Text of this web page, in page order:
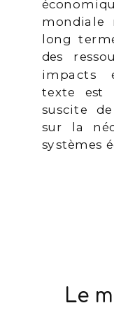
mondiale
long
des
impacts
texte est
suscite
sur la
systèmes
Le